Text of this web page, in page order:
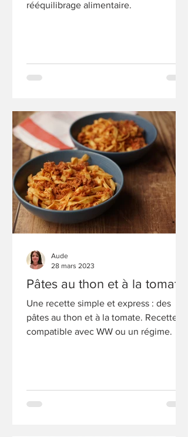
rééquilibrage alimentaire.
Pâtes au thon et à la tomate
Une recette simple et express : des
pâtes au thon et à la tomate. Recette
compatible avec WW ou un régime.
Aude
28 mars 2023